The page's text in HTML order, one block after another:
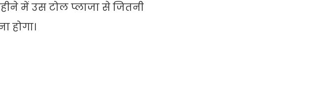
में उस टोल प्लाजा से जितनी
होगा।